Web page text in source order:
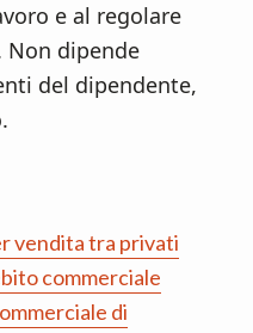
e al regolare
Non dipende
del dipendente,
vendita tra privati
commerciale
di